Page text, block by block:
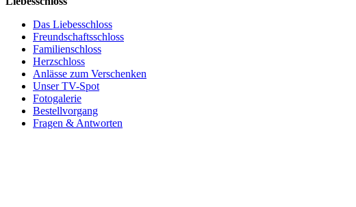
Das Liebesschloss
Freundschaftsschloss
Familienschloss
Herzschloss
Anlässe zum Verschenken
Unser TV-Spot
Fotogalerie
Bestellvorgang
Fragen & Antworten